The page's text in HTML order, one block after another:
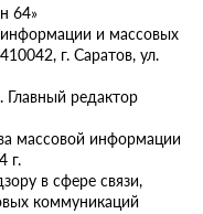
64»
и массовых
г. Саратов, ул.
редактор
массовой информации
г.
в сфере связи,
коммуникаций